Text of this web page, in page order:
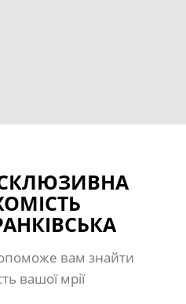
вам знайти
вашої мрії